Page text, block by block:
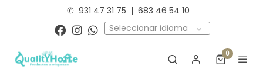
✆ 931 47 31 75 | 683 46 54 10
Seleccionar idioma
0